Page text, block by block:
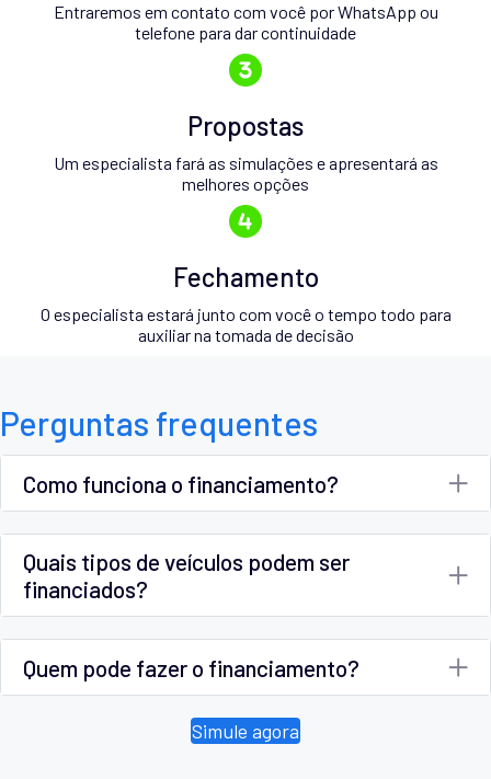
Entraremos em contato com você por WhatsApp ou
telefone para dar continuidade
Propostas
Um especialista fará as simulações e apresentará as
melhores opções
Fechamento
O especialista estará junto com você o tempo todo para
auxiliar na tomada de decisão
Perguntas frequentes
Como funciona o financiamento?
Quais tipos de veículos podem ser
financiados?
Quem pode fazer o financiamento?
Simule agora